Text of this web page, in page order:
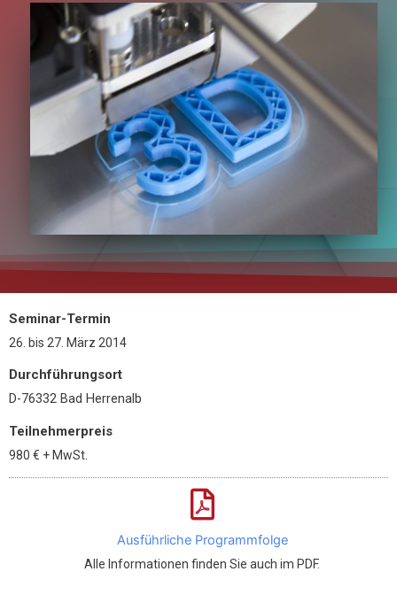
Seminar-Termin
26. bis 27. März 2014
Durchführungsort
D-76332 Bad Herrenalb
Teilnehmerpreis
980 € + MwSt.
Ausführliche Programmfolge
Alle Informationen finden Sie auch im PDF.